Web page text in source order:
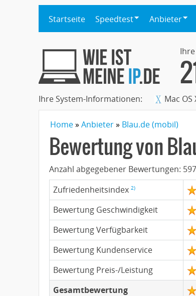
Startseite Speedtest Anbieter
Ihre System-Informationen: Mac OS
Home Anbieter Blau.de (mobil)
Bewertung von
Anzahl abgegebener Bewertungen: 597
Zufriedenheitsindex 2)
Bewertung Geschwindigkeit
Bewertung Verfügbarkeit
Bewertung Kundenservice
Bewertung Preis-/Leistung
Gesamtbewertung